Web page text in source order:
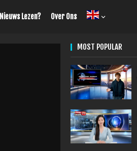
Nieuws Lezen? Over Ons
MOST POPULAR